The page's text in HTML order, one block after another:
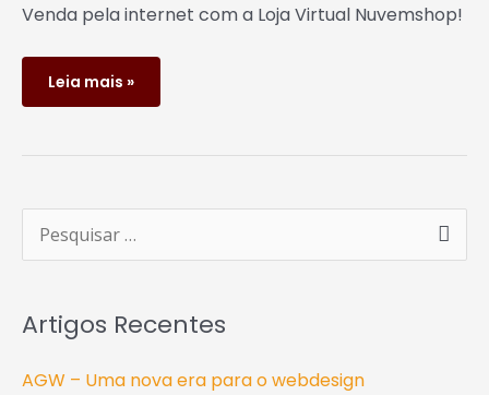
Venda pela internet com a Loja Virtual Nuvemshop!
Leia mais »
u
Artigos Recentes
AGW – Uma nova era para o webdesign